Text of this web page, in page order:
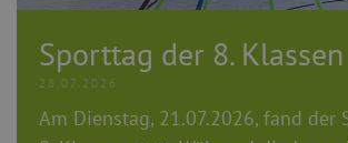
Sporttag der 8. Klassen
28.07.2026
Am Dienstag, 21.07.2026, fand der